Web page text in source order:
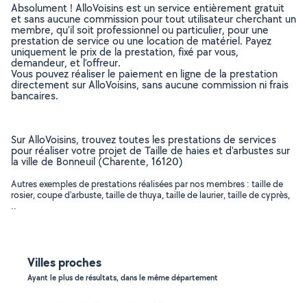
Absolument ! AlloVoisins est un service entièrement gratuit
et sans aucune commission pour tout utilisateur cherchant un
membre, qu’il soit professionnel ou particulier, pour une
prestation de service ou une location de matériel. Payez
uniquement le prix de la prestation, fixé par vous,
demandeur, et l’offreur.
Vous pouvez réaliser le paiement en ligne de la prestation
directement sur AlloVoisins, sans aucune commission ni frais
bancaires.
Sur AlloVoisins, trouvez toutes les prestations de services
pour réaliser votre projet de Taille de haies et d'arbustes sur
la ville de Bonneuil (Charente, 16120)
Autres exemples de prestations réalisées par nos membres : taille de
rosier, coupe d'arbuste, taille de thuya, taille de laurier, taille de cyprès,
..
Villes proches
Ayant le plus de résultats, dans le même département